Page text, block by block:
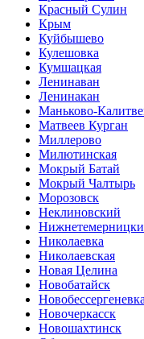
Красный Сулин
Крым
Куйбышево
Кулешовка
Кумшацкая
Ленинаван
Ленинакан
Маньково-
Матвеев Курган
Миллерово
Милютинская
Мокрый Батай
Мокрый Чалтырь
Морозовск
Неклиновский
Николаевка
Николаевская
Новая Целина
Новобатайск
Новобессергеневка
Новочеркасск
Новошахтинск